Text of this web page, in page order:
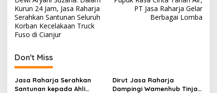
navigation
Kurun 24 Jam, Jasa Raharja
Serahkan Santunan Seluruh
Korban Kecelakaan Truck
Fuso di Cianjur
PT Jasa Raharja Gelar
Berbagai Lomba
Don't Miss
Jasa Raharja Serahkan
Santunan kepada Ahli
Dirut Jasa Raharja
Dampingi Wamenhub Tinjau